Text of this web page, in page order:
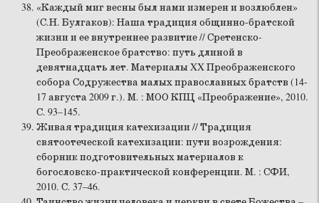
«Каждый миг весны был нами измерен и возлюблен»
(С.Н. Булгаков): Наша традиция общинно-братской
жизни и ее внутреннее развитие // Сретенско-
Преображенское братство: путь длиной в
девятнадцать лет. Материалы XX Преображенского
собора Содружества малых православных братств (14-
17 августа 2009 г.). М. : МОО КПЦ «Преображение», 2010.
С. 93–145.
Живая традиция катехизации // Традиция
святоотеческой катехизации: пути возрождения:
сборник подготовительных материалов к
богословско-практической конференции. М. : СФИ,
2010. С. 37–46.